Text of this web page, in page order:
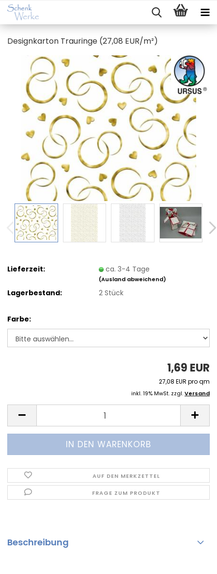
De­sign­kar­ton Trau­rin­ge (27,08 EUR/m²)
Lieferzeit: ca. 3-4 Tage
(Ausland abweichend)
Lagerbestand: 2Stück
Farbe:
1,69 EUR
27,08 EUR pro qm
inkl. 19% MwSt. zzgl.Versand
AUF DEN MERKZETTEL
FRAGE ZUM PRODUKT
Beschreibung